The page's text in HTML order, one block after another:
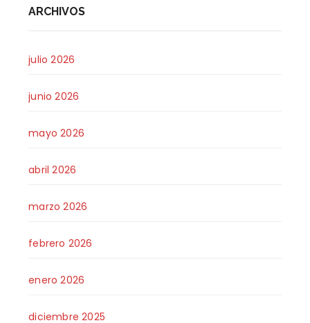
ARCHIVOS
julio 2026
junio 2026
mayo 2026
abril 2026
marzo 2026
febrero 2026
enero 2026
diciembre 2025